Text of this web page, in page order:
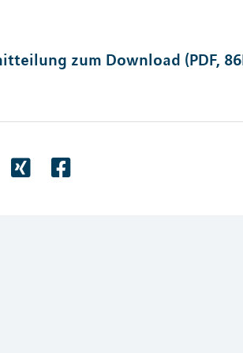
zum Download (PDF,